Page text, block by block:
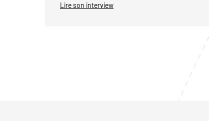
Lire son interview